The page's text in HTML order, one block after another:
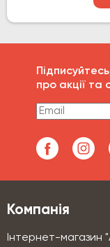
про акції та
Компанія
Інтернет-магазин